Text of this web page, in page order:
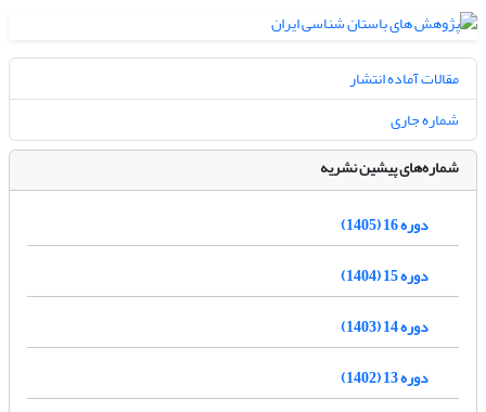
مقالات آماده انتشار
شماره جاری
شماره‌های پیشین نشریه
دوره 16 (1405)
دوره 15 (1404)
دوره 14 (1403)
دوره 13 (1402)